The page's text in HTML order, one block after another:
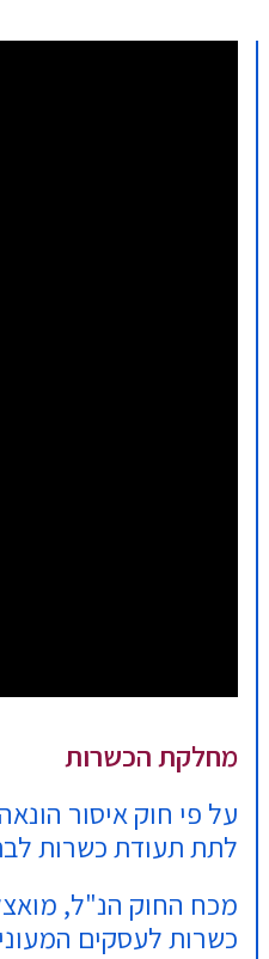
מחלקת הכשרות
לתת תעודת כשרות
מכח החוק הנ"ל,
כשרות לעסקים